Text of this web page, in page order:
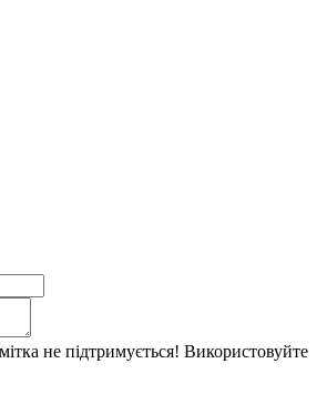
не підтримується! Використовуйте